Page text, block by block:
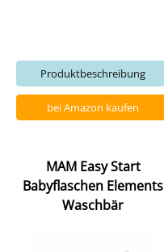
Produktbeschreibung
bei Amazon kaufen
MAM Easy Start
Babyflaschen Elements
Waschbär